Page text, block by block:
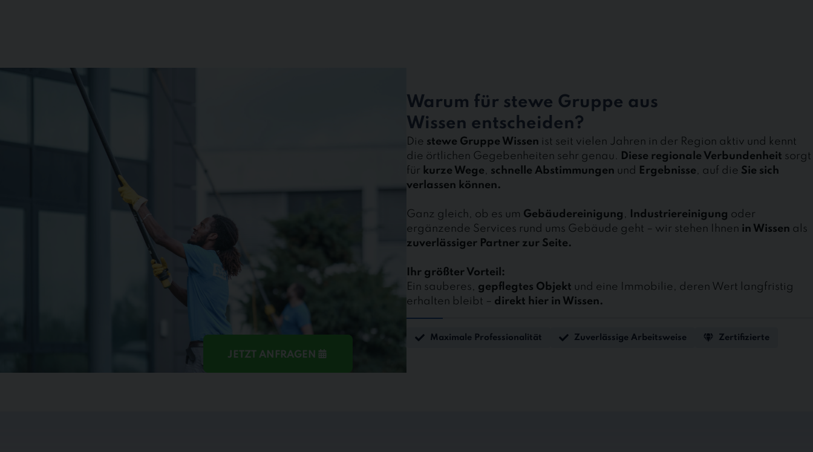
JETZT ANFRAGEN
Warum für stewe Gruppe aus
Wissen entscheiden?
Die stewe Gruppe Wissen ist seit vielen Jahren in der Region aktiv und kennt
die örtlichen Gegebenheiten sehr genau.
Diese regionale Verbundenheit sorgt
für kurze Wege, schnelle Abstimmungen und Ergebnisse, auf die Sie sich
verlassen können.
Ganz gleich, ob es um Gebäudereinigung , Industriereinigung oder
ergänzende Services rund ums Gebäude geht – wir stehen Ihnen in Wissen als
zuverlässiger Partner zur Seite.
Ihr größter Vorteil:
Ein sauberes, gepflegtes Objekt und eine Immobilie, deren Wert langfristig
erhalten bleibt – direkt hier in Wissen.
Maximale Professionalität Zuverlässige Arbeitsweise Zertifizierte